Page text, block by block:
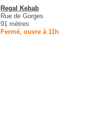
Regal Kebab
Rue de Gorges
91 mètres
Fermé, ouvre à 11h